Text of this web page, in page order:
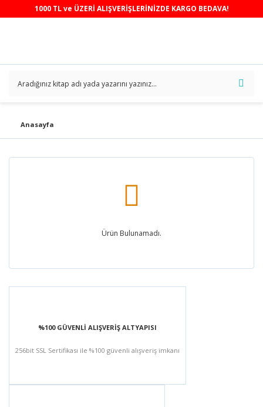
1000 TL ve ÜZERİ ALIŞVERİŞLERİNİZDE KARGO BEDAVA!
Anasayfa
Ürün Bulunamadı.
%100 GÜVENLİ ALIŞVERİŞ ALTYAPISI
256bit SSL Sertifikası ile %100 güvenli alışveriş imkanı